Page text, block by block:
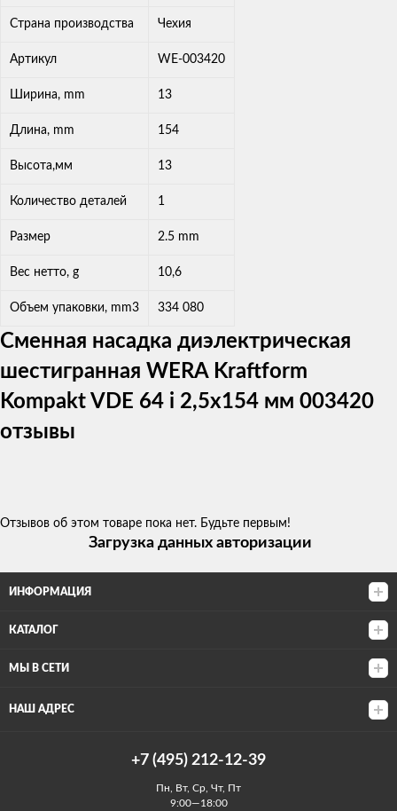
Страна производства Чехия
Артикул WE-003420
Ширина, mm 13
Длина, mm 154
Высота,мм 13
Количество деталей 1
Размер 2.5 mm
Вес нетто, g 10,6
Объем упаковки, mm3 334 080
Сменная насадка диэлектрическая
шестигранная WERA Kraftform
Kompakt VDE 64 i 2,5x154 мм 003420
отзывы
Отзывов об этом товаре пока нет. Будьте первым!
Загрузка данных авторизации
ИНФОРМАЦИЯ
КАТАЛОГ
МЫ В СЕТИ
НАШ АДРЕС
+7 (495) 212-12-39
Пн, Вт, Ср, Чт, Пт
9:00—18:00